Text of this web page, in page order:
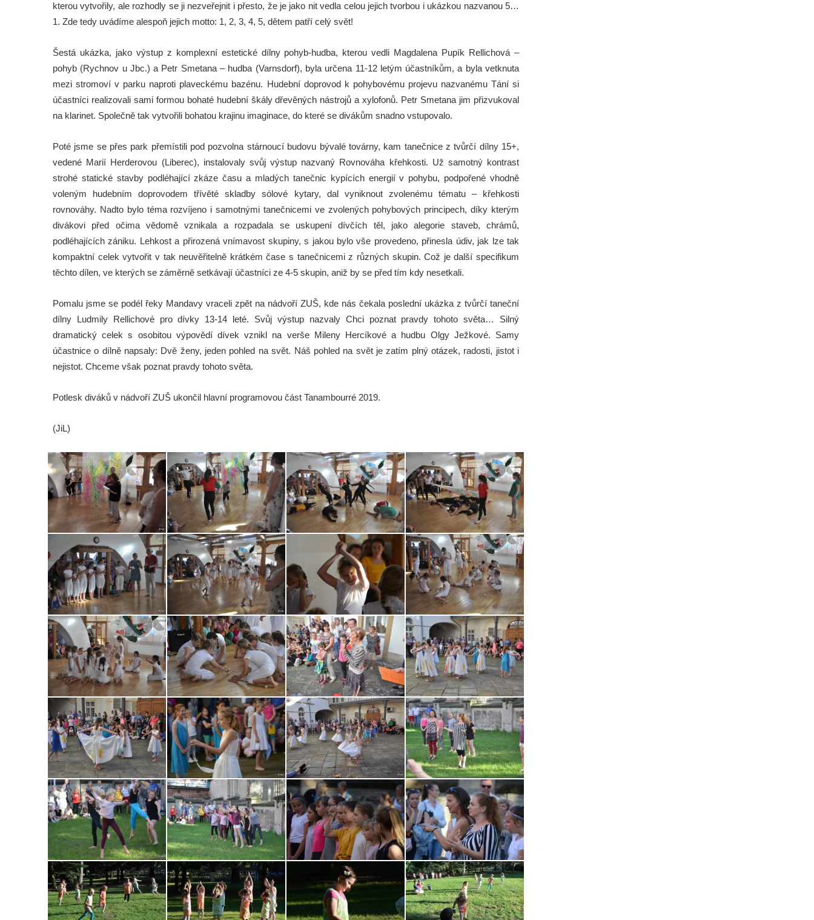
kterou vytvořily, ale rozhodly se ji nezveřejnit i přesto, že je jako nit vedla celou jejich tvorbou i ukázkou nazvanou 5…
1. Zde tedy uvádíme alespoň jejich motto: 1, 2, 3, 4, 5, dětem patří celý svět!
Šestá ukázka, jako výstup z komplexní estetické dílny pohyb-hudba, kterou vedli Magdalena Pupík Rellichová –
pohyb (Rychnov u Jbc.) a Petr Smetana – hudba (Varnsdorf), byla určena 11-12 letým účastníkům, a byla vetknuta
mezi stromoví v parku naproti plaveckému bazénu. Hudební doprovod k pohybovému projevu nazvanému Tání si
účastníci realizovali sami formou bohaté hudební škály dřevěných nástrojů a xylofonů. Petr Smetana jim přizvukoval
na klarinet. Společně tak vytvořili bohatou krajinu imaginace, do které se divákům snadno vstupovalo.
Poté jsme se přes park přemístili pod pozvolna stárnoucí budovu bývalé továrny, kam tanečnice z tvůrčí dílny 15+,
vedené Marií Herderovou (Liberec), instalovaly svůj výstup nazvaný Rovnováha křehkosti. Už samotný kontrast
strohé statické stavby podléhající zkáze času a mladých tanečnic kypících energií v pohybu, podpořené vhodně
voleným hudebním doprovodem třívěté skladby sólové kytary, dal vyniknout zvolenému tématu – křehkosti
rovnováhy. Nadto bylo téma rozvíjeno i samotnými tanečnicemi ve zvolených pohybových principech, díky kterým
divákovi před očima vědomě vznikala a rozpadala se uskupení dívčích těl, jako alegorie staveb, chrámů,
podléhajících zániku. Lehkost a přirozená vnímavost skupiny, s jakou bylo vše provedeno, přinesla údiv, jak lze tak
kompaktní celek vytvořit v tak neuvěřitelně krátkém čase s tanečnicemi z různých skupin. Což je další specifikum
těchto dílen, ve kterých se záměrně setkávají účastníci ze 4-5 skupin, aniž by se před tím kdy nesetkali.
Pomalu jsme se podél řeky Mandavy vraceli zpět na nádvoří ZUŠ, kde nás čekala poslední ukázka z tvůrčí taneční
dílny Ludmily Rellichové pro dívky 13-14 leté. Svůj výstup nazvaly Chci poznat pravdy tohoto světa… Silný
dramatický celek s osobitou výpovědí dívek vznikl na verše Mileny Hercíkové a hudbu Olgy Ježkové. Samy
účastnice o dílně napsaly: Dvě ženy, jeden pohled na svět. Náš pohled na svět je zatím plný otázek, radosti, jistot i
nejistot. Chceme však poznat pravdy tohoto světa.
Potlesk diváků v nádvoří ZUŠ ukončil hlavní programovou část Tanambourré 2019.
(JiL)